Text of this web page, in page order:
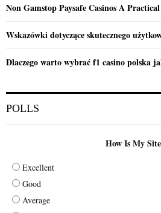
Non Gamstop Paysafe Casinos A
Wskazówki dotyczące skutecznego
Dlaczego warto wybrać f1 casino polska
POLLS
How Is My
Excellent
Good
Average